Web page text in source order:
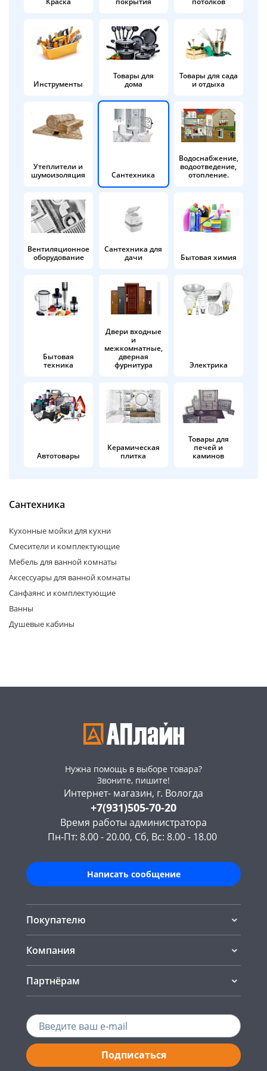
Инструменты
Товары для
дома
Товары для сада
и отдыха
Утеплители и
шумоизоляция
Сантехника
Водоснабжение,
водоотведение,
отопление.
Вентиляционное
оборудование
Сантехника для
дачи
Бытовая химия
Бытовая
техника
Двери входные
и
межкомнатные,
дверная
фурнитура
Электрика
Автотовары
Керамическая
плитка
Товары для
печей и
каминов
Сантехника
Кухонные мойки для кухни
Смесители и комплектующие
Мебель для ванной комнаты
Аксессуары для ванной комнаты
Санфаянс и комплектующие
Ванны
Душевые кабины
Нужна помощь в выборе товара?
Звоните, пишите!
Интернет- магазин, г. Вологда
+7(931)505-70-20
Время работы администратора
Пн-Пт: 8.00 - 20.00, Сб, Вс: 8.00 - 18.00
Написать сообщение
Покупателю
Компания
Партнёрам
Подписаться
в корзину
Оплачивайте сегодня только
25% картой любого банка
Получайте товар
выбранный способом
Оставшиеся
% будут
по25%каждые 2 недели
Подробнее
об оплате Плайтом
раз в 2
недели
Остались вопросы?
8 800 302-02-51
plait.ru